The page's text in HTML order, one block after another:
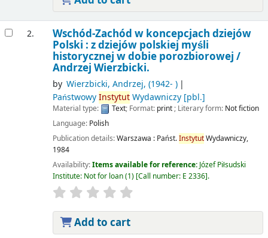
2. Wschód-Zachód w koncepcjach dziejów
Polski : z dziejów polskiej myśli
historycznej w dobie porozbiorowej /
Andrzej Wierzbicki.
by Wierzbicki, Andrzej, (1942- )
PaństwowyInstytutWydawniczy[pbl.]
Material type: Text; Format: print; Literary form: Not fiction
Language: Polish
Publication details:Warszawa : Państ.InstytutWydawniczy,
1984
Availability:Items available for reference: Józef Piłsudski
Institute: Not for loan(1) Call number: E 2336 .
Add to cart